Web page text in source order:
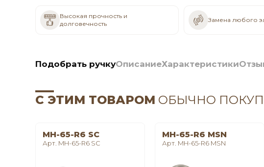
Высокая прочность и
долговечность
Замена любого
Подобрать ручкуОписаниеХарактеристики
С ЭТИМ ТОВАРОМ ОБЫЧНО
MH-65-R6 SC
Арт. MH-65-R6 SC
MH-65-R6 MSN
Арт. MH-65-R6 MSN